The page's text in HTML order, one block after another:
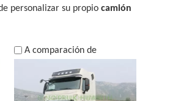
personalizar su propio camión
A comparación de